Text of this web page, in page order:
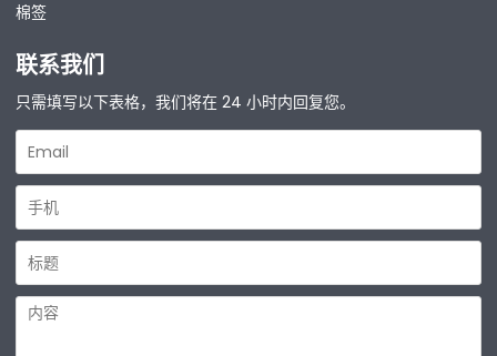
棉签
联系我们
只需填写以下表格，我们将在 24 小时内回复您。